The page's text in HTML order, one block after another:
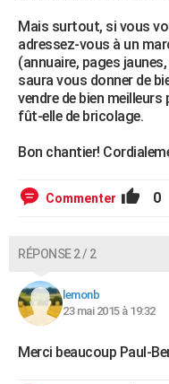
Mais surtout, si vous
adressez-vous à un
(annuaire, pages
saura vous donner de
vendre de bien
fût-elle de bricolage.
Bon chantier!
Commenter 0
RÉPONSE 2 / 2
lemonb
23 mai 2015 à 19:32
Merci beaucoup Paul-